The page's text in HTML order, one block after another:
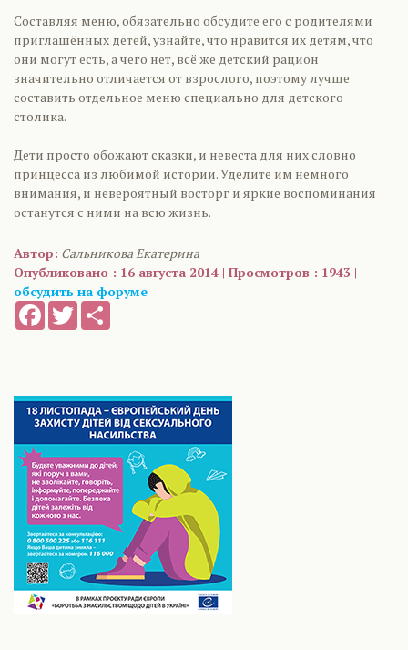
Составляя меню, обязательно обсудите его с родителями
приглашённых детей, узнайте, что нравится их детям, что
они могут есть, а чего нет, всё же детский рацион
значительно отличается от взрослого, поэтому лучше
составить отдельное меню специально для детского
столика.
Дети просто обожают сказки, и невеста для них словно
принцесса из любимой истории. Уделите им немного
внимания, и невероятный восторг и яркие воспоминания
останутся с ними на всю жизнь.
Автор: Сальникова Екатерина
Опубликовано : 16 августа 2014 | Просмотров : 1943 |
обсудить на форуме
FacebookTwitter